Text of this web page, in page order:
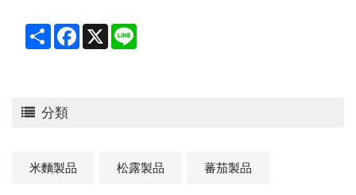
分類
米麵製品 松露製品 蕃茄製品
Share Facebook
X